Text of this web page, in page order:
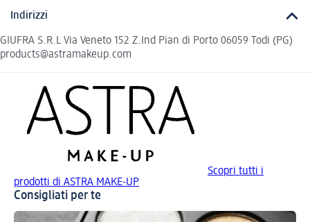
Indirizzi
GIUFRA S.R.L Via Veneto 152 Z.Ind Pian di Porto 06059 Todi (PG)
products@astramakeup.com
Scopri tutti i
prodotti di ASTRA MAKE-UP
Consigliati per te